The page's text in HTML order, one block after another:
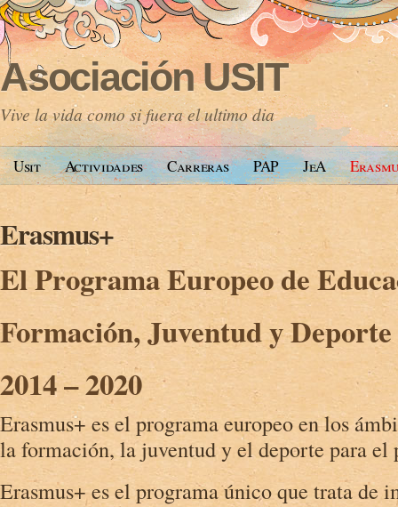
Asociación USIT
Vive la vida como si fuera el ultimo dia
Usit Actividades Carreras PAP JeA
Erasmus+
El Programa Europeo de
Formación, Juventud y Deporte
2014 – 2020
Erasmus+ es el programa europeo en los
la formación, la juventud y el deporte para el
Erasmus+ es el programa único que trata de